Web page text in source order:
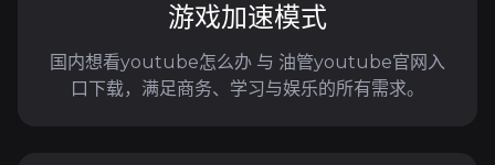
游戏加速模式
国内想看youtube怎么办 与 油管youtube官网入
口下载，满足商务、学习与娱乐的所有需求。